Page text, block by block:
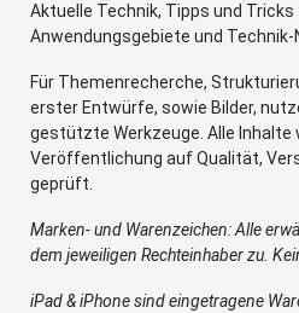
Aktuelle Technik, Tipps und
Anwendungsgebiete und
Für Themenrecherche,
erster Entwürfe, sowie Bilder,
gestützte Werkzeuge. Alle Inhalte
Veröffentlichung auf Qualität,
geprüft.
Marken- und Warenzeichen: Alle
dem jeweiligen Rechteinhaber zu.
iPad & iPhone sind eingetragene